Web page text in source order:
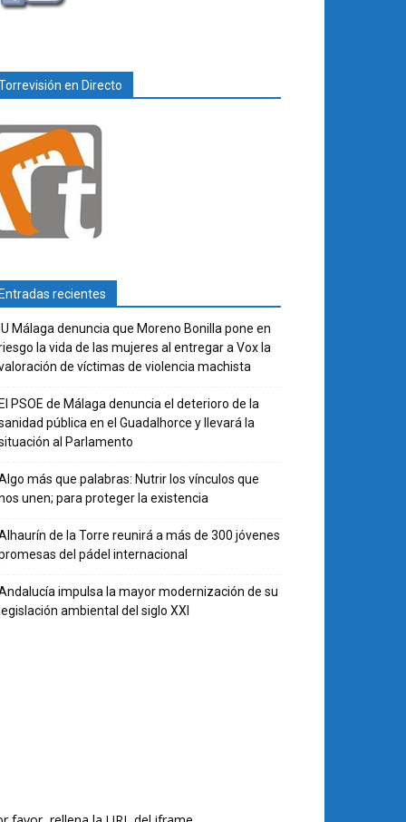
en Directo
recientes
Málaga denuncia que Moreno Bonilla pone en
la vida de las mujeres al entregar a Vox la
de víctimas de violencia machista
PSOE de Málaga denuncia el deterioro de la
pública en el Guadalhorce y llevará la
al Parlamento
más que palabras: Nutrir los vínculos que
unen; para proteger la existencia
de la Torre reunirá a más de 300 jóvenes
del pádel internacional
impulsa la mayor modernización de su
ambiental del siglo XXI